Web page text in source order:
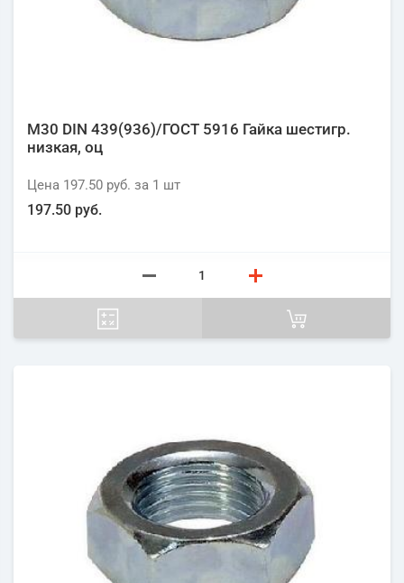
М30 DIN 439(936)/ГОСТ 5916 Гайка шестигр.
низкая, оц
Цена 197.50 руб. за 1 шт
197.50 руб.